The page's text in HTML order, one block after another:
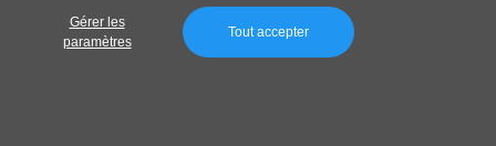
blog@pixartprinting.com
Gérer les
paramètres
Tout accepter